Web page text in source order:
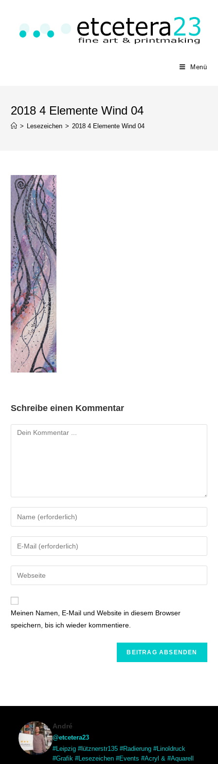
Menü
2018 4 Elemente Wind 04
> Lesezeichen > 2018 4 Elemente Wind 04
Schreibe einen Kommentar
Meinen Namen, E-Mail und Website in diesem Browser
speichern, bis ich wieder kommentiere.
André
@etcetera23
#Leipzig #lütznerstr135 #Radierung #Linoldruck
#Grafik #Lesezeichen #Events #Acryl & #Aquarell